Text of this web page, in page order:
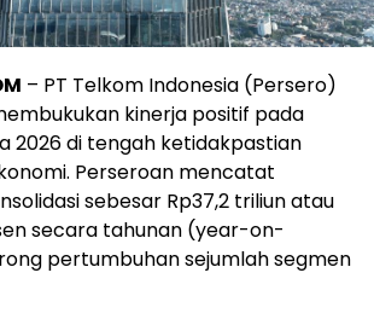
– PT Telkom Indonesia (Persero)
kinerja positif pada
2026 di tengah ketidakpastian
Perseroan mencatat
sebesar Rp37,2 triliun atau
secara tahunan (year-on-
pertumbuhan sejumlah segmen